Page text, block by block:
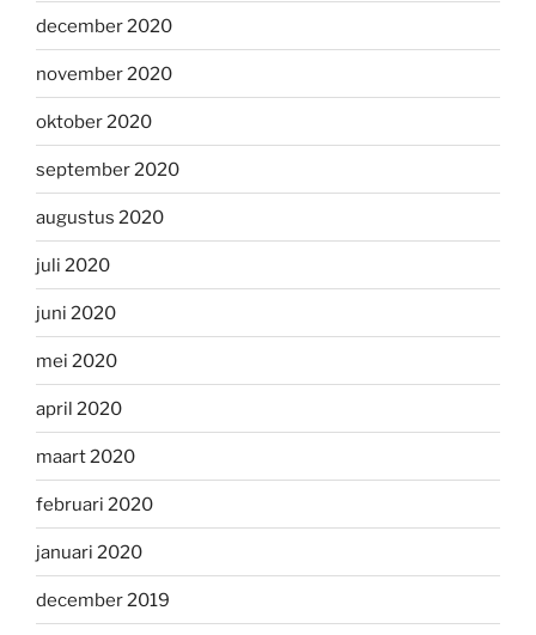
december 2020
november 2020
oktober 2020
september 2020
augustus 2020
juli 2020
juni 2020
mei 2020
april 2020
maart 2020
februari 2020
januari 2020
december 2019